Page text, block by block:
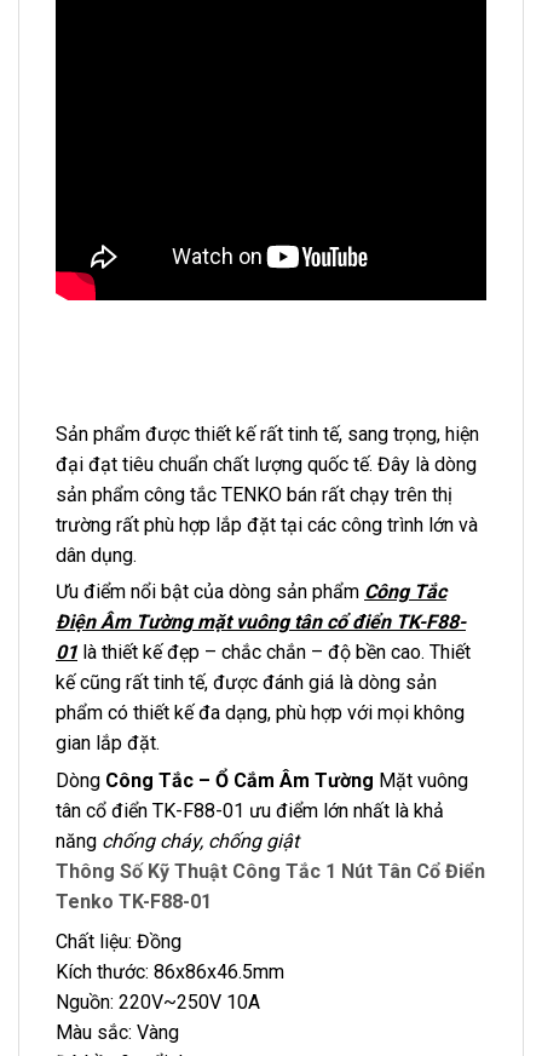
Sản phẩm được thiết kế rất tinh tế, sang trọng, hiện
đại đạt tiêu chuẩn chất lượng quốc tế. Đây là dòng
sản phẩm công tắc TENKO bán rất chạy trên thị
trường rất phù hợp lắp đặt tại các công trình lớn và
dân dụng.
Ưu điểm nổi bật của dòng sản phẩm Công Tắc
Điện Âm Tường mặt vuông tân cổ điển TK-F88-
01 là thiết kế đẹp – chắc chắn – độ bền cao. Thiết
kế cũng rất tinh tế, được đánh giá là dòng sản
phẩm có thiết kế đa dạng, phù hợp với mọi không
gian lắp đặt.
Dòng Công Tắc – Ổ Cắm Âm Tường Mặt vuông
tân cổ điển TK-F88-01 ưu điểm lớn nhất là khả
năng chống cháy, chống giật
Thông Số Kỹ Thuật Công Tắc 1 Nút Tân Cổ Điển
Tenko TK-F88-01
Chất liệu: Đồng
Kích thước: 86x86x46.5mm
Nguồn: 220V~250V 10A
Màu sắc: Vàng